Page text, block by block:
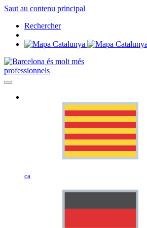
Saut au contenu principal
Rechercher
professionnels
ca